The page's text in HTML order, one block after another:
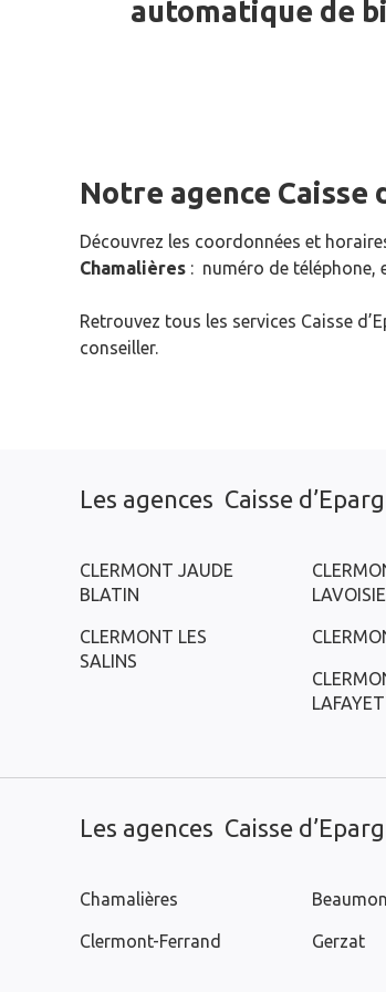
automatique de
Notre agence Caisse
Découvrez les coordonnées et
Chamalières : numéro de téléphone,
Retrouvez tous les services Caisse
conseiller.
Les agences Caisse
CLERMONT JAUDE
BLATIN
CLERMONT LES
SALINS
Les agences Caisse
Chamalières
Clermont-Ferrand Gerzat